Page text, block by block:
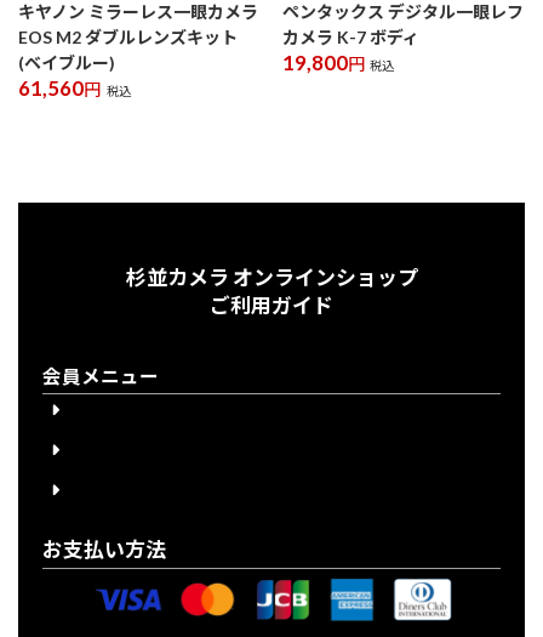
キヤノン ミラーレス一眼カメラ
EOS M2 ダブルレンズキット
(ベイブルー)
61,560円 税込
ペンタックス デジタル一眼レフ
カメラ K-7 ボディ
19,800円 税込
杉並カメラ オンラインショップ
ご利用ガイド
会員メニュー
お支払い方法